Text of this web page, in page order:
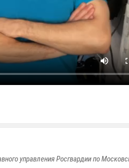
управления Росгвардии по